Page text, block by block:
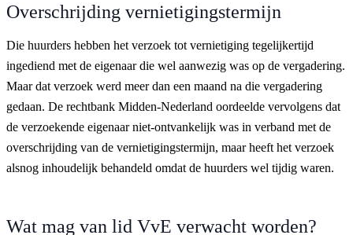
Overschrijding vernietigingstermijn
Die huurders hebben het verzoek tot vernietiging tegelijkertijd
ingediend met de eigenaar die wel aanwezig was op de vergadering.
Maar dat verzoek werd meer dan een maand na die vergadering
gedaan. De rechtbank Midden-Nederland oordeelde vervolgens dat
de verzoekende eigenaar niet-ontvankelijk was in verband met de
overschrijding van de vernietigingstermijn, maar heeft het verzoek
alsnog inhoudelijk behandeld omdat de huurders wel tijdig waren.
Wat mag van lid VvE verwacht worden?